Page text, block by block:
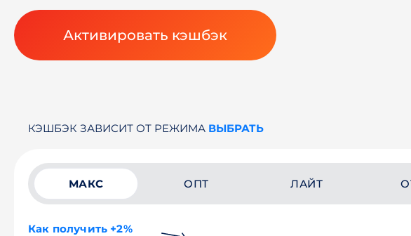
Активировать кэшбэк
КЭШБЭК ЗАВИСИТ ОТ РЕЖИМА ВЫБРАТЬ
МАКС ОПТ ЛАЙТ
Как получить +2%